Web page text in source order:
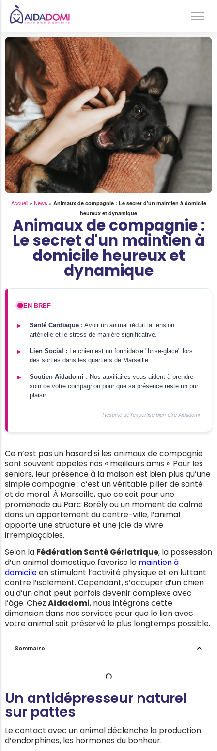
Ménage à domicile & Repassage
Garde d’enfants
Jardinage & Bricolage
Aide aux personnes âgées
Accompagnement du handicap
Téléassistance
Accueil» News » Animaux de compagnie : Le secret d’un maintien à domicile
heureux et dynamique
Animaux de compagnie :
Le secret d'un maintien à
domicile heureux et
dynamique
EN BREF
Santé Cardiaque : Avoir un animal réduit la tension
artérielle et le stress de manière significative.
Lien Social : Le chien est un formidable "brise-glace" lors
des sorties dans les quartiers de Marseille.
Soutien Aidadomi : Nos auxiliaires vous aident à prendre
soin de votre compagnon pour que sa présence reste un pur
plaisir.
Résumé de l'expertise bien-être Aidadomi
Ce n’est pas un hasard si les animaux de compagnie
sont souvent appelés nos « meilleurs amis ». Pour les
seniors, leur présence à la maison est bien plus qu’une
simple compagnie : c’est un véritable pilier de santé
et de moral. À Marseille, que ce soit pour une
promenade au Parc Borély ou un moment de calme
dans un appartement du centre-ville, l’animal
apporte une structure et une joie de vivre
irremplaçables.
Selon la Fédération Santé Gériatrique, la possession
d’un animal domestique favorise le maintien à
domicileen stimulant l’activité physique et en luttant
contre l’isolement. Cependant, s’occuper d’un chien
ou d’un chat peut parfois devenir complexe avec
l’âge. Chez Aidadomi, nous intégrons cette
dimension dans nos services pour que le lien avec
votre animal soit préservé le plus longtemps possible.
Sommaire
Un antidépresseur naturel
sur pattes
Le contact avec un animal déclenche la production
d’endorphines, les hormones du bonheur.